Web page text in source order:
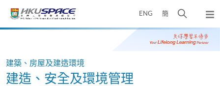
ENG 簡
開
搜
尋
彈
出
主
Main
建築、房屋及建造環境
建造、安全及環境管理